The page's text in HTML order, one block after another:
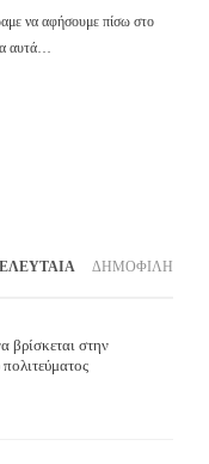
να αφήσουμε πίσω στο
αυτά…
ΔΗΜΟΦΙΛΗ
βρίσκεται στην